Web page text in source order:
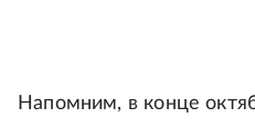
Напомним, в конце